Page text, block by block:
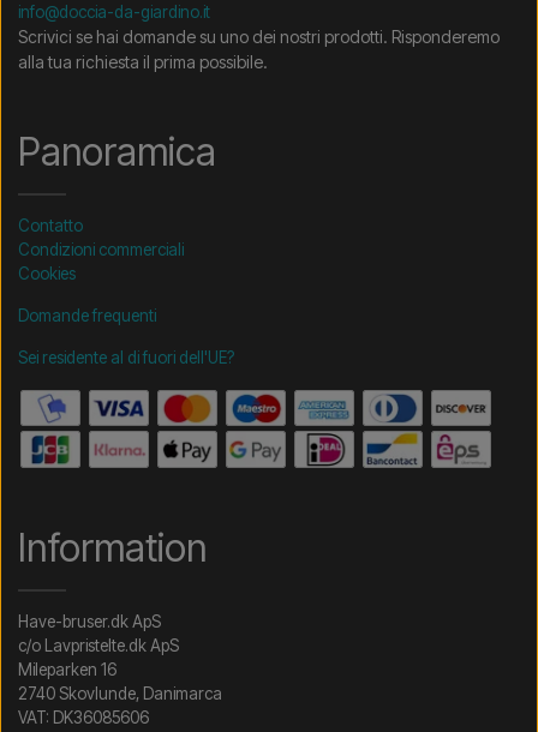
info@doccia-da-giardino.it
Scrivici se hai domande su uno dei nostri prodotti. Risponderemo
alla tua richiesta il prima possibile.
Panoramica
Contatto
Condizioni commerciali
Cookies
Domande frequenti
Sei residente al di fuori dell'UE?
Information
Have-bruser.dk ApS
c/o Lavpristelte.dk ApS
Mileparken 16
2740 Skovlunde, Danimarca
VAT: DK36085606